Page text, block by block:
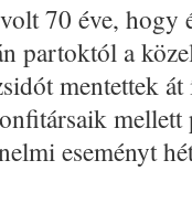
70 éve, hogy
partoktól a
mentettek át
eseményt